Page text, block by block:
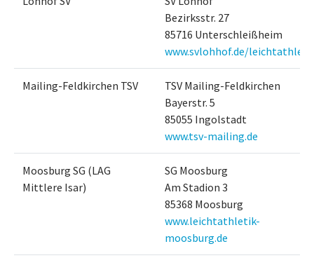
Bezirksstr. 27
85716 Unterschleißheim
www.svlohhof.de/
Mailing-Feldkirchen TSV
TSV Mailing-Feldkirchen
Bayerstr. 5
85055 Ingolstadt
www.tsv-mailing.de
Moosburg SG (LAG
Mittlere Isar)
SG Moosburg
Am Stadion 3
85368 Moosburg
www.leichtathletik-
moosburg.de